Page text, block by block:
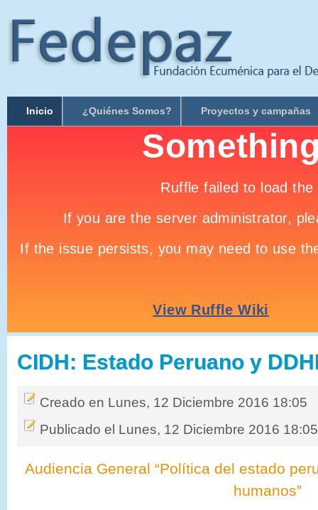
Inicio ¿Quiénes Somos? Proyectos y campañas
CIDH: Estado Peruano y
Creado en Lunes, 12 Diciembre 2016 18:05
Publicado el Lunes, 12 Diciembre 2016 18:05
Audiencia General “Política del estado
humanos”